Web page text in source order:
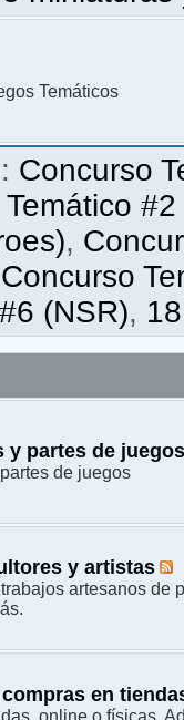
Temáticos
: Concurso
,
Concurso
(NSR),
y partes de
de juegos
y artistas
artesanos de
en
online o físicas.